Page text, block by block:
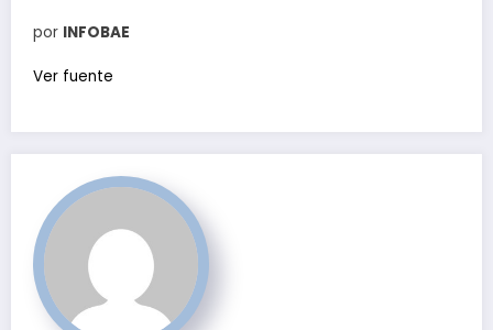
por INFOBAE
Ver fuente